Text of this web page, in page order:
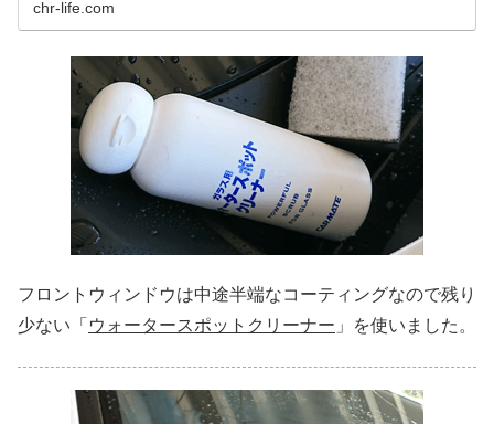
chr-life.com
フロントウィンドウは中途半端なコーティングなので残り
少ない「 ウォータースポットクリーナー 」を使いました。